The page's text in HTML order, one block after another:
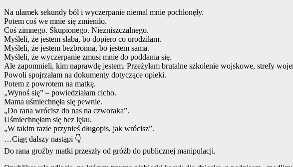
Na ułamek sekundy ból i wyczerpanie niemal mnie pochłonęły.
Potem coś we mnie się zmieniło.
Coś zimnego. Skupionego. Niezniszczalnego.
Myśleli, że jestem słaba, bo dopiero co urodziłam.
Myśleli, że jestem bezbronna, bo jestem sama.
Myśleli, że wyczerpanie zmusi mnie do poddania się.
Ale zapomnieli, kim naprawdę jestem. Przeżyłam brutalne szkolenie wojskowe, strefy
Powoli spojrzałam na dokumenty dotyczące opieki.
Potem z powrotem na matkę.
„Wynoś się” – powiedziałam cicho.
Mama uśmiechnęła się pewnie.
„Do rana wrócisz do nas na czworaka”.
Uśmiechnęłam się bez lęku.
„W takim razie przynieś długopis, jak wrócisz”.
…Ciąg dalszy nastąpi 👇
Do rana groźby matki przeszły od gróźb do publicznej manipulacji.